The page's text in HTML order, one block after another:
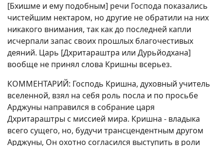
[Бхишме и ему подобным] речи Господа показались
чистейшим нектаром, но другие не обратили на них
никакого внимания, так как до последней капли
исчерпали запас своих прошлых благочестивых
деяний. Царь [Дхритараштра или Дурьйодхана]
вообще не принял слова Кришны всерьез.
КОММЕНТАРИЙ: Господь Кришна, духовный учитель
вселенной, взял на себя роль посла и по просьбе
Арджуны направился в собрание царя
Дхритараштры с миссией мира. Кришна - владыка
всего сущего, но, будучи трансцендентным другом
Арджуны, Он охотно согласился выступить в роли